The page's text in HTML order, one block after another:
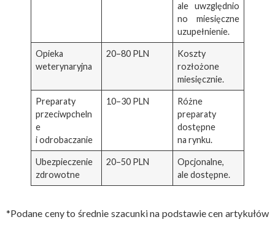
ale uwzględnio
no miesięczne
uzupełnienie.
Opieka
weterynaryjna
20–80 PLN
Koszty
rozłożone
miesięcznie.
Preparaty
przeciwpcheln
e
i odrobaczanie
10–30 PLN
Różne
preparaty
dostępne
na rynku.
Ubezpieczenie
zdrowotne
20–50 PLN
Opcjonalne,
ale dostępne.
*Podane ceny to średnie szacunki na podstawie cen artykułów